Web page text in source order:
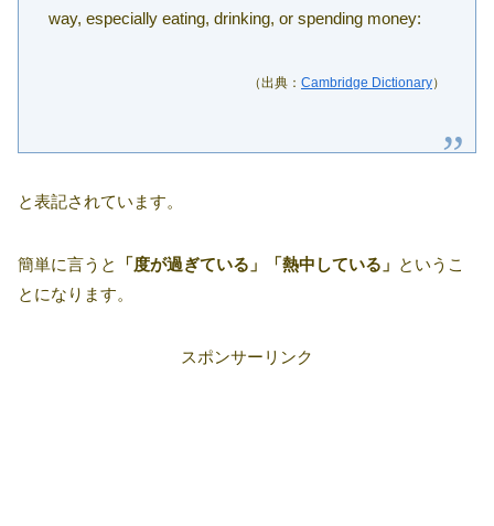
way, especially eating, drinking, or spending money:
（出典： Cambridge Dictionary）
と表記されています。
簡単に言うと 「度が過ぎている」「熱中している」 というこ
とになります。
スポンサーリンク